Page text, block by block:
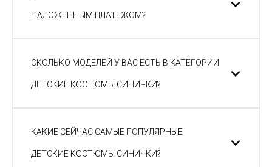
НАЛОЖЕННЫМ ПЛАТЕЖОМ?
СКОЛЬКО МОДЕЛЕЙ У ВАС ЕСТЬ В КАТЕГОРИИ
ДЕТСКИЕ КОСТЮМЫ СИНИЧКИ?
КАКИЕ СЕЙЧАС САМЫЕ ПОПУЛЯРНЫЕ
ДЕТСКИЕ КОСТЮМЫ СИНИЧКИ?